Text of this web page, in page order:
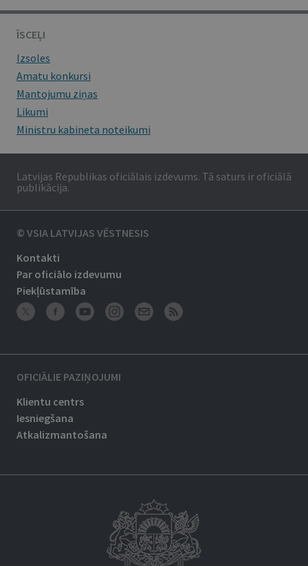
ĪSCEĻI
Izsoles
Amatu konkursi
Mantojumu ziņas
Likumi
Ministru kabineta noteikumi
Latvijas Republikas oficiālais izdevums. Tā saturs ir oficiālā
publikācija.
© VSIA LATVIJAS VĒSTNESIS
Kontakti
Par oficiālo izdevumu
Piekļūstamība
OFICIĀLIE PAZIŅOJUMI
Klientu centrs
Iesniegšana
Atkalizmantošana